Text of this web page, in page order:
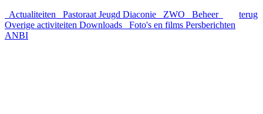
Actualiteiten Pastoraat Jeugd Diaconie ZWO
Beheer
Overige activiteiten Downloads Foto's en films Persberichten
ANBI
terug